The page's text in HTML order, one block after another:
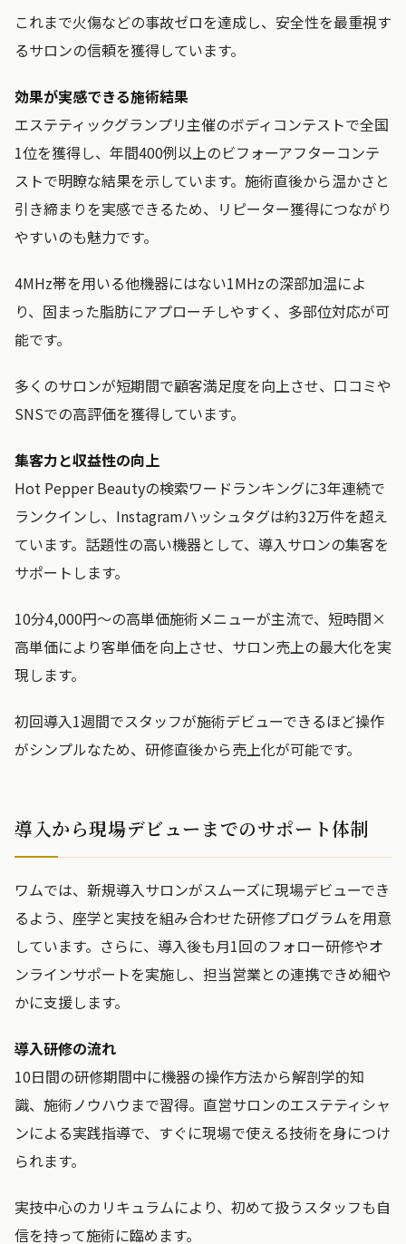
これまで火傷などの事故ゼロを達成し、安全性を最重視す
るサロンの信頼を獲得しています。
効果が実感できる施術結果
エステティックグランプリ主催のボディコンテストで全国
1位を獲得し、年間400例以上のビフォーアフターコンテ
ストで明瞭な結果を示しています。施術直後から温かさと
引き締まりを実感できるため、リピーター獲得につながり
やすいのも魅力です。
4MHz帯を用いる他機器にはない1MHzの深部加温によ
り、固まった脂肪にアプローチしやすく、多部位対応が可
能です。
多くのサロンが短期間で顧客満足度を向上させ、口コミや
SNSでの高評価を獲得しています。
集客力と収益性の向上
Hot Pepper Beautyの検索ワードランキングに3年連続で
ランクインし、Instagramハッシュタグは約32万件を超え
ています。話題性の高い機器として、導入サロンの集客を
サポートします。
10分4,000円～の高単価施術メニューが主流で、短時間×
高単価により客単価を向上させ、サロン売上の最大化を実
現します。
初回導入1週間でスタッフが施術デビューできるほど操作
がシンプルなため、研修直後から売上化が可能です。
導入から現場デビューまでのサポート体制
ワムでは、新規導入サロンがスムーズに現場デビューでき
るよう、座学と実技を組み合わせた研修プログラムを用意
しています。さらに、導入後も月1回のフォロー研修やオ
ンラインサポートを実施し、担当営業との連携できめ細や
かに支援します。
導入研修の流れ
10日間の研修期間中に機器の操作方法から解剖学的知
識、施術ノウハウまで習得。直営サロンのエステティシャ
ンによる実践指導で、すぐに現場で使える技術を身につけ
られます。
実技中心のカリキュラムにより、初めて扱うスタッフも自
信を持って施術に臨めます。